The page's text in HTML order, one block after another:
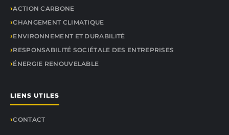
ACTION CARBONE
CHANGEMENT CLIMATIQUE
ENVIRONNEMENT ET DURABILITÉ
RESPONSABILITÉ SOCIÉTALE DES ENTREPRISES
ÉNERGIE RENOUVELABLE
LIENS UTILES
CONTACT